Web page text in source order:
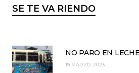
SE TE VA RIENDO
NO PARO EN
19 MARZO, 2023